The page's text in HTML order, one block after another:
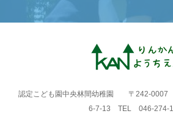
認定こども園中央林間幼稚園 〒242-0007
6-7-13 TEL 046-274-